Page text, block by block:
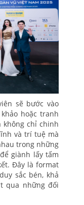
sẽ bước vào
hoặc tranh
không chỉ chinh
và trí tuệ mà
trong những
giành lấy tấm
Đây là format
sắc bén, khả
qua những đối